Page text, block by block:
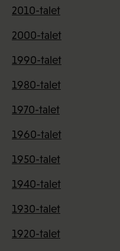
2010-talet
2000-talet
1990-talet
1980-talet
1970-talet
1960-talet
1950-talet
1940-talet
1930-talet
1920-talet